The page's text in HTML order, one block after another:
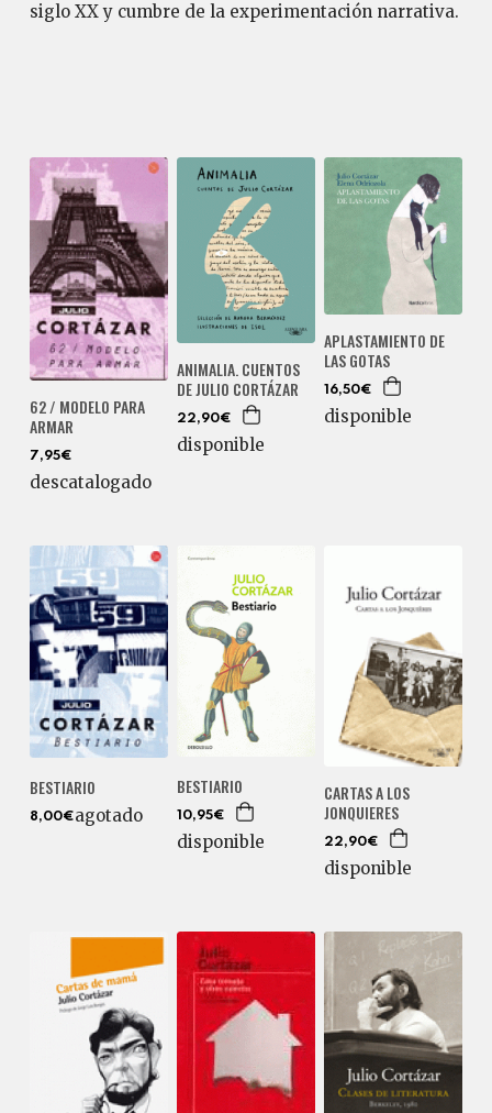
siglo XX y cumbre de la experimentación narrativa.
62 / MODELO PARA
ARMAR
7,95€
descatalogado
ANIMALIA. CUENTOS
DE JULIO CORTÁZAR
22,90€
disponible
APLASTAMIENTO DE
LAS GOTAS
16,50€
disponible
BESTIARIO
8,00€agotado
BESTIARIO
10,95€
disponible
CARTAS A LOS
JONQUIERES
22,90€
disponible